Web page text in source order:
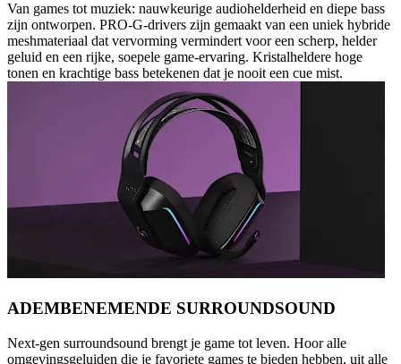
Van games tot muziek: nauwkeurige audiohelderheid en diepe bass
zijn ontworpen. PRO-G-drivers zijn gemaakt van een uniek hybride
meshmateriaal dat vervorming vermindert voor een scherp, helder
geluid en een rijke, soepele game-ervaring. Kristalheldere hoge
tonen en krachtige bass betekenen dat je nooit een cue mist.
ADEMBENEMENDE SURROUNDSOUND
Next-gen surroundsound brengt je game tot leven. Hoor alle
omgevingsgeluiden die je favoriete games te bieden hebben, uit alle